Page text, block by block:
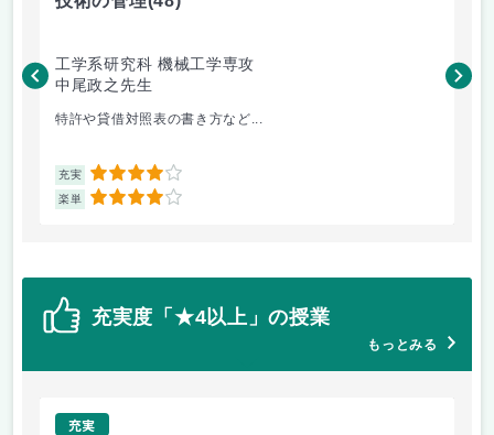
工学系研究科 機械工学専攻
中尾政之先生
特許や貸借対照表の書き方など...
充実 4
楽単 4
佐
充実度「★4以上」の授業
もっとみる
充実